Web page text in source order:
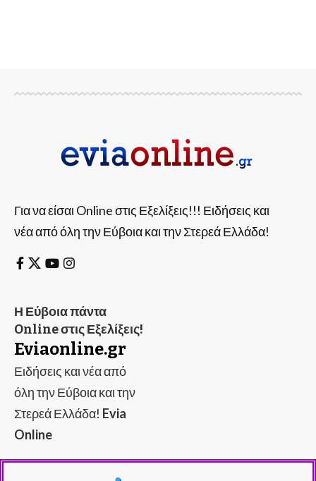
Για να είσαι Online στις Εξελίξεις!!! Ειδήσεις και
νέα από όλη την Εύβοια και την Στερεά Ελλάδα!
Η Εύβοια πάντα
Online στις Εξελίξεις!
Eviaonline.gr
Ειδήσεις και νέα από
όλη την Εύβοια και την
Στερεά Ελλάδα! Evia
Online